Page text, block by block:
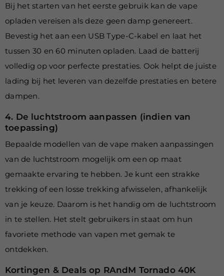
Bij het starten van het eerste gebruik kan de vape
opladen vereisen als deze geen damp genereert.
Bevestig het aan een USB Type-C-kabel en laat het
tussen 30 en 60 minuten opladen. Laad de batterij
volledig op voor perfecte prestaties. Ook helpt de juiste
lading bij het leveren van dezelfde prestaties en betere
dampen.
4. De luchtstroom aanpassen (indien van
toepassing)
Bepaalde modellen van de vape maken aanpassingen
van de luchtstroom mogelijk om een op maat
gemaakte ervaring te hebben. Je kunt een strakke
trekking of een losse trekking afwisselen, afhankelijk
van je keuze. Daarom is het handig om de luchtstroom
in te stellen. Het stelt gebruikers in staat om hun
favoriete methode van vapen met gemak te
ontdekken.
Kortingen & Deals op RAndM Tornado 40K